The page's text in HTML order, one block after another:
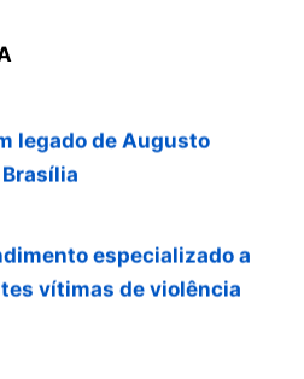
e novas receitas
vítimas de violência